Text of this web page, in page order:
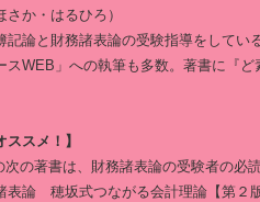
さか・はるひろ）
記論と財務諸表論の受験指導をして
スWEB」への執筆も多数。著書に『
ススメ！】
の著書は、財務諸表論の受験者の必
表論 穂坂式つながる会計理論【第２版